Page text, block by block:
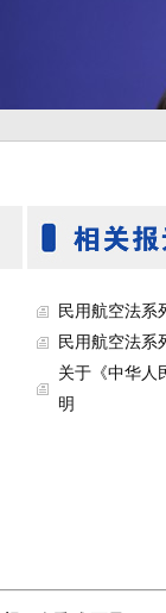
民用航空法系
民用航空法系
关于《中华人
明